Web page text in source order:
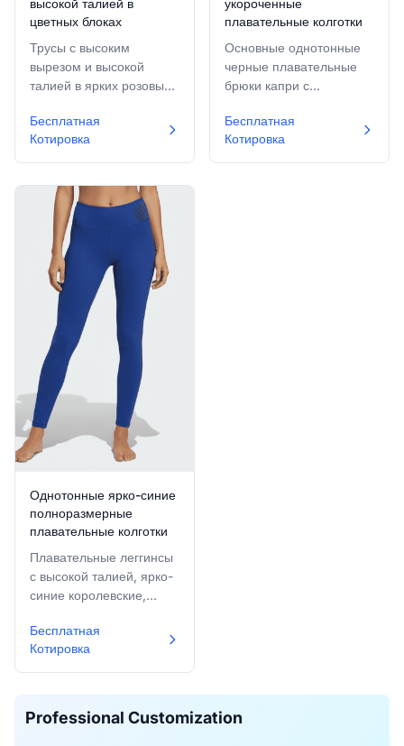
высокой талией в
цветных блоках
Трусы с высоким
вырезом и высокой
талией в ярких розовых
блоках с контрастными
оранжевыми фигурными
боковыми вырезами.
Бесплатная
Котировка
укороченные
плавательные колготки
Основные однотонные
черные плавательные
брюки капри с
заканчивающиеся ниже
колена для гибкого
движения и умеренного
Бесплатная
Котировка
Однотонные ярко-синие
полноразмерные
плавательные колготки
Плавательные леггинсы
с высокой талией, ярко-
синие королевские,
подходящие для
водного фитнеса или
защиты от солнца.
Бесплатная
Котировка
Professional Customization